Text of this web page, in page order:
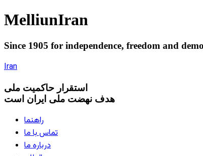
MelliunIran
Since 1905 for independence, freedom and
Iran
استقرار حاکميت ملی
هدف نهضت ملی ایران است
راهنما
تماس با ما
درباره ما